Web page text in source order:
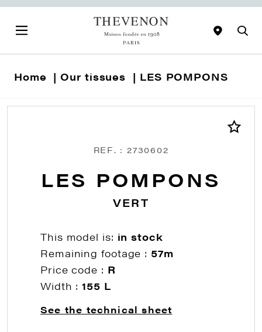
Home Our tissues LES POMPONS
REF. : 2730602
LES POMPONS
VERT
This model is: in stock
Remaining footage : 57m
Price code : R
Width :155 L
See the technical sheet